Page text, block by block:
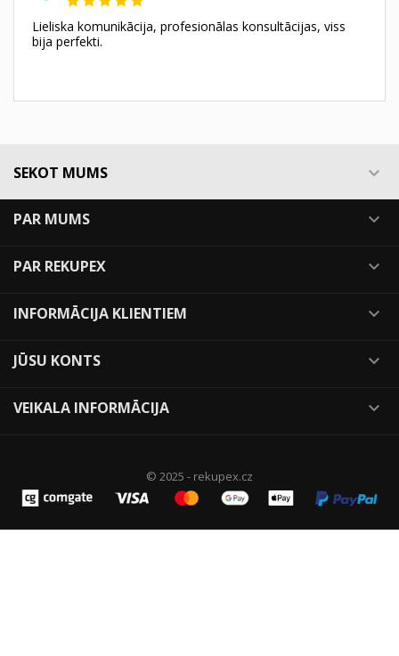
Lieliska komunikācija, profesionālas konsultācijas, viss
bija perfekti.
SEKOT MUMS 
PAR MUMS 
PAR REKUPEX 
INFORMĀCIJA KLIENTIEM 
JŪSU KONTS 
VEIKALA INFORMĀCIJA 
© 2025 - rekupex.cz